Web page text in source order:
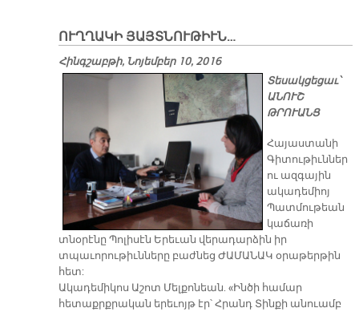
ՈՒՂՂԱԿԻ ՅԱՅՏՆՈՒԹԻՒՆ…
Հինգշաբթի, Նոյեմբեր 10, 2016
Տեսակցեցաւ՝
ԱՆՈՒՇ
ԹՐՈՒԱՆՑ
Հայաստանի
Գիտութիւններ
ու ազգային
ակադեմիոյ
Պատմութեան
կաճառի
տնօրէնը Պոլիսէն Երեւան վերադարձին իր
տպաւորութիւնները բաժնեց ԺԱՄԱՆԱԿ օրաթերթին
հետ:
Ակադեմիկոս Աշոտ Մելքոնեան. «Ինծի համար
հետաքրքրական երեւոյթ էր՝ Հրանդ Տինքի անուամբ